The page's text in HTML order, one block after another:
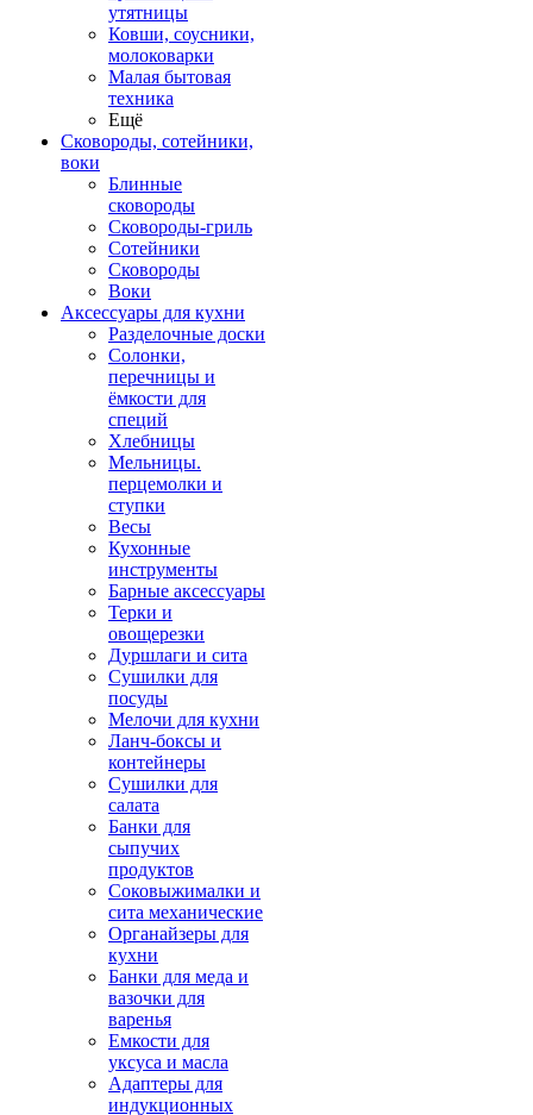
утятницы
Ковши, соусники,
молоковарки
Малая бытовая
техника
Ещё
Сковороды, сотейники,
воки
Блинные
сковороды
Сковороды-гриль
Сотейники
Сковороды
Воки
Аксессуары для кухни
Разделочные доски
Солонки,
перечницы и
ёмкости для
специй
Хлебницы
Мельницы.
перцемолки и
ступки
Весы
Кухонные
инструменты
Барные аксессуары
Терки и
овощерезки
Дуршлаги и сита
Сушилки для
посуды
Мелочи для кухни
Ланч-боксы и
контейнеры
Сушилки для
салата
Банки для
сыпучих
продуктов
Соковыжималки и
сита механические
Органайзеры для
кухни
Банки для меда и
вазочки для
варенья
Емкости для
уксуса и масла
Адаптеры для
индукционных